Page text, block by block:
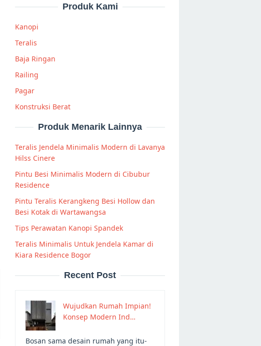
Produk Kami
Kanopi
Teralis
Baja Ringan
Railing
Pagar
Konstruksi Berat
Produk Menarik Lainnya
Teralis Jendela Minimalis Modern di Lavanya
Hilss Cinere
Pintu Besi Minimalis Modern di Cibubur
Residence
Pintu Teralis Kerangkeng Besi Hollow dan
Besi Kotak di Wartawangsa
Tips Perawatan Kanopi Spandek
Teralis Minimalis Untuk Jendela Kamar di
Kiara Residence Bogor
Recent Post
Wujudkan Rumah Impian!
Konsep Modern Ind…
Bosan sama desain rumah yang itu-